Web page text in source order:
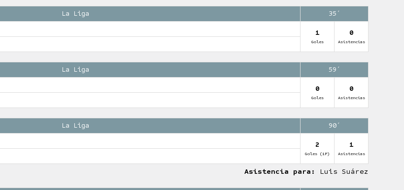
La Liga
35′
1
Goles
0
Asistencias
La Liga
59′
0
Goles
0
Asistencias
La Liga
90′
2
Goles (1P)
1
Asistencias
Asistencia para: Luis Suárez